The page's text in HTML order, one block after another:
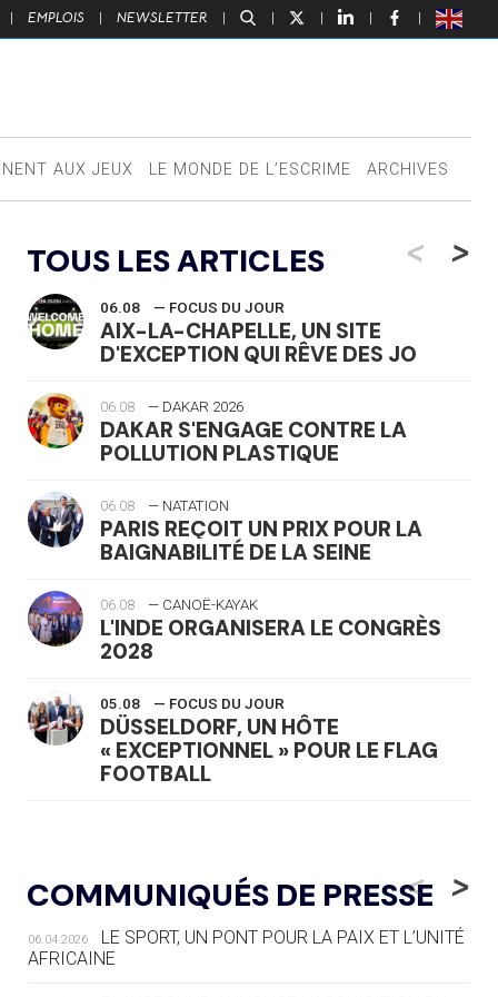
| EMPLOIS | NEWSLETTER | | | | |
AUX JEUX LE MONDE DE L’ESCRIME ARCHIVES
TOUS LES ARTICLES <
06.08 — FOCUS DU JOUR
AIX-LA-CHAPELLE, UN SITE
D'EXCEPTION QUI RÊVE DES JO
06.08 — DAKAR 2026
DAKAR S'ENGAGE CONTRE LA
POLLUTION PLASTIQUE
06.08 — NATATION
PARIS REÇOIT UN PRIX POUR LA
BAIGNABILITÉ DE LA SEINE
06.08 — CANOË-KAYAK
L'INDE ORGANISERA LE CONGRÈS
2028
05.08 — FOCUS DU JOUR
DÜSSELDORF, UN HÔTE
« EXCEPTIONNEL » POUR LE FLAG
FOOTBALL
LE RÊVE DE VOIR LA LUGE ALPINE
AUX JO « N'EST PAS FINI »
05.08 — TIR À L'ARC
DES MONDIAUX À BRISBANE SUR LA
>
COMMUNIQUÉS DE PRESSE
<
06.04.2026
LE SPORT, UN PONT POUR LA PAIX ET L’UNITÉ
AFRICAINE
>